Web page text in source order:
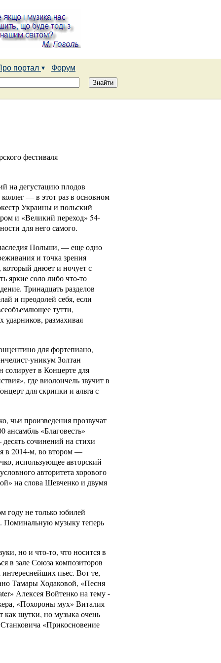
портал
Форум
фестиваля
на дегустацию плодов
— в этот раз в основном
Украины и польский
и «Великий переход» 54-
для него самого.
Польши, — еще одно
и точка зрения
который днюет и ночует с
яркие соло либо что‑то
Тринадцать разделов
и преодолей себя, если
тутти,
размахивая
для фортепиано,
уникум Золтан
в Концерте для
где виолончель звучит в
для скрипки и альта с
чьи произведения прозвучат
ансамбль «Благовесть»
сочинений на стихи
в 2014-м, во втором —
использующее авторский
авторитета хорового
на слова Шевченко и двумя
году не только юбилей
Поминальную музыку теперь
но и что-то, что носится в
в зале Союза композиторов
пьес. Вот те,
Тамары Ходаковой, «Песня
Алексея Войтенко на тему -
«Похороны мух» Виталия
как шутки, но музыка очень
«Прикосновение